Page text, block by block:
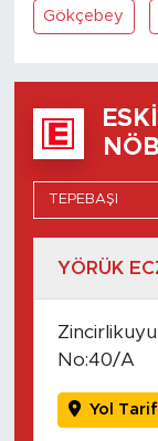
Gökçebey
YÖRÜK
Zincirlikuyu
No:40/A
Yol